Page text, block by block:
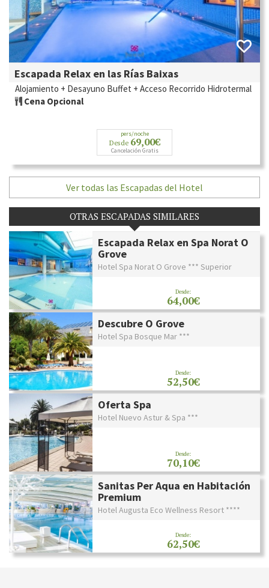
Escapada Relax en las Rías Baixas
Alojamiento + Desayuno Buffet + Acceso Recorrido Hidrotermal
Cena Opcional
pers/noche
Desde 69,00€
Cancelación Gratis
Ver todas las Escapadas del Hotel
OTRAS ESCAPADAS SIMILARES
Escapada Relax en Spa Norat O
Grove
Hotel Spa Norat O Grove *** Superior
Desde:
64,00€
Descubre O Grove
Hotel Spa Bosque Mar ***
Desde:
52,50€
Oferta Spa
Hotel Nuevo Astur & Spa ***
Desde:
70,10€
Sanitas Per Aqua en Habitación
Premium
Hotel Augusta Eco Wellness Resort ****
Desde:
62,50€